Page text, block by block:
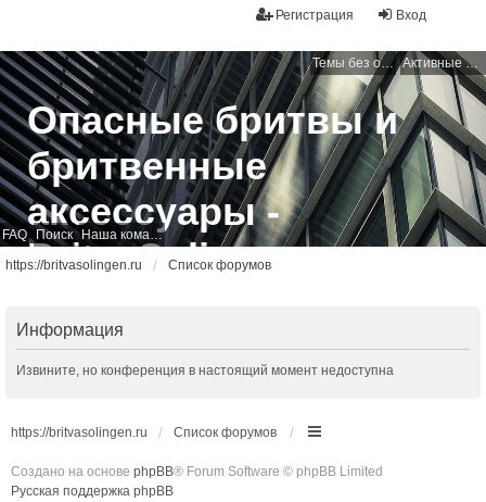
Вход
Регистрация
Темы без ответов Активные темы
FAQ Поиск Наша команда
Опасные бритвы и
бритвенные
аксессуары -
BritvaSolingen
https://britvasolingen.ru Список форумов
Информация
Извините, но конференция в настоящий момент недоступна
https://britvasolingen.ru Список форумов
Создано на основе phpBB® Forum Software © phpBB Limited
Русская поддержка phpBB